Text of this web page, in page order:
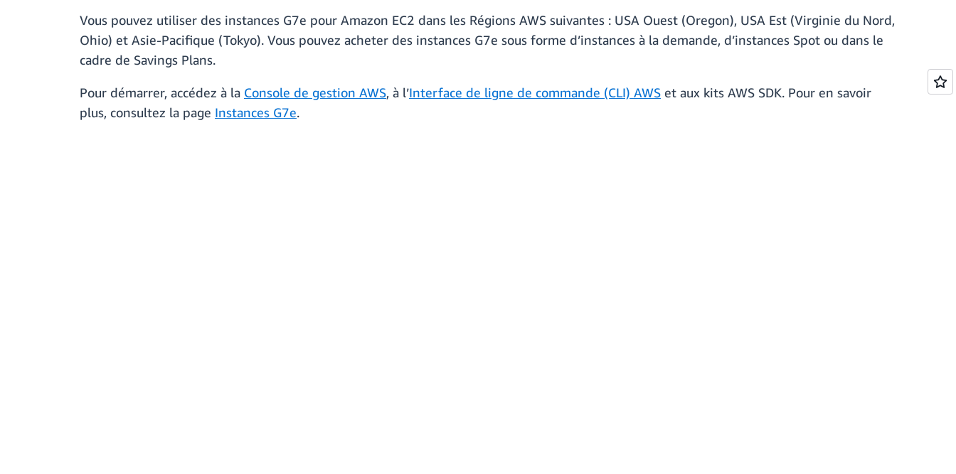
Vous pouvez utiliser des instances G7e pour Amazon EC2 dans les Régions AWS suivantes : USA Ouest (Oregon), USA Est (Virginie du Nord,
Ohio) et Asie-Pacifique (Tokyo). Vous pouvez acheter des instances G7e sous forme d’instances à la demande, d’instances Spot ou dans le
cadre de Savings Plans.
Pour démarrer, accédez à la Console de gestion AWS, à l’Interface de ligne de commande (CLI) AWS et aux kits AWS SDK. Pour en savoir
plus, consultez la page Instances G7e.